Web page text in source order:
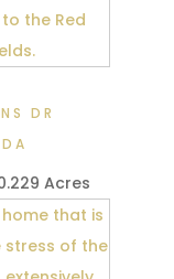
DR
Acres